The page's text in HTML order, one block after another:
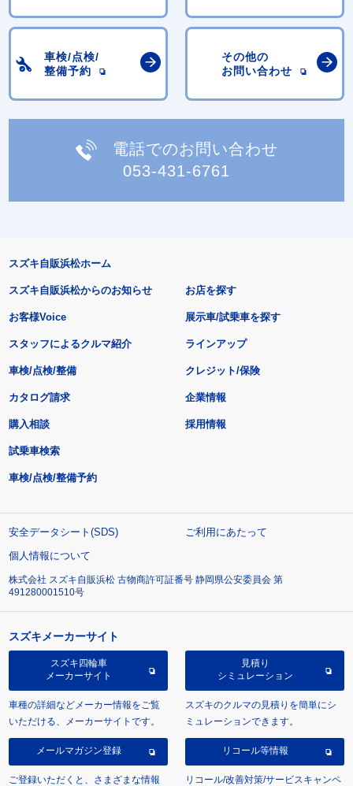
車検/点検/
整備予約
その他の
お問い合わせ
電話でのお問い合わせ
053-431-6761
スズキ自販浜松ホーム
スズキ自販浜松からのお知らせ
お客様Voice
スタッフによるクルマ紹介
お店を探す
展示車/試乗車を探す
ラインアップ
車検/点検/整備 クレジット/保険
カタログ請求
購入相談
試乗車検索
車検/点検/整備予約
企業情報
採用情報
安全データシート(SDS)
ご利用にあたって
個人情報について
株式会社 スズキ自販浜松 古物商許可証番号 静岡県公安委員会 第
491280001510号
スズキメーカーサイト
スズキ四輪車
メーカーサイト
車種の詳細などメーカー情報をご覧
いただける、メーカーサイトです。
見積り
シミュレーション
スズキのクルマの見積りを簡単にシ
ミュレーションできます。
メールマガジン登録
ご登録いただくと、さまざまな情報
リコール等情報
リコール/改善対策/サービスキャンペ